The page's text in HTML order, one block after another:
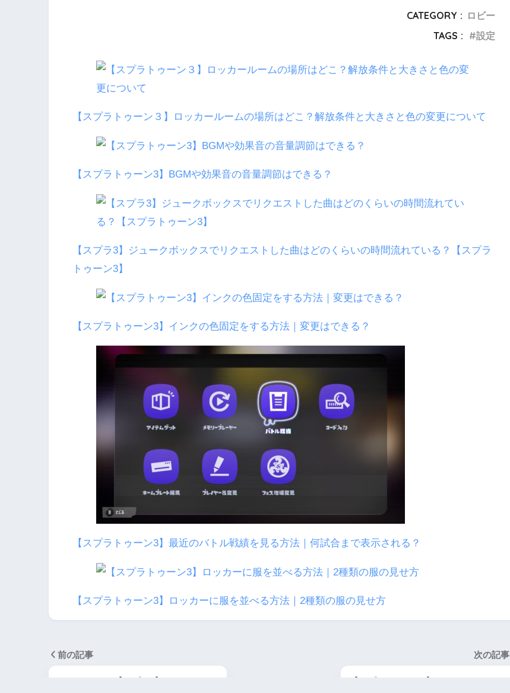
CATEGORY : ロビー
TAGS :
設定
【スプラトゥーン３】ロッカールームの場所はどこ？解放条件と大きさと色の変更について
【スプラトゥーン3】BGMや効果音の音量調節はできる？
【スプラ3】ジュークボックスでリクエストした曲はどのくらいの時間流れている？【スプラ
トゥーン3】
【スプラトゥーン3】インクの色固定をする方法｜変更はできる？
【スプラトゥーン3】最近のバトル戦績を見る方法｜何試合まで表示される？
【スプラトゥーン3】ロッカーに服を並べる方法｜2種類の服の見せ方
前の記事
【スプラ3】マッチメイク
次の記事
【スプラトゥーン3】ラン